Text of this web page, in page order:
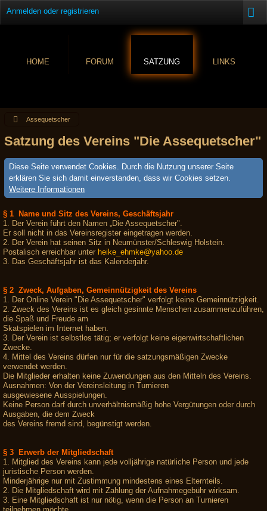
Anmelden oder registrieren
HOME FORUM SATZUNG LINKS
Assequetscher
Satzung des Vereins "Die Assequetscher"
Diese Seite verwendet Cookies. Durch die Nutzung unserer Seite
erklären Sie sich damit einverstanden, dass wir Cookies setzen.
Weitere Informationen
§ 1 Name und Sitz des Vereins, Geschäftsjahr
1. Der Verein führt den Namen „Die Assequetscher".
Er soll nicht in das Vereinsregister eingetragen werden.
2. Der Verein hat seinen Sitz in Neumünster/Schleswig Holstein.
Postalisch erreichbar unter heike_ehmke@yahoo.de
3. Das Geschäftsjahr ist das Kalenderjahr.
§ 2 Zweck, Aufgaben, Gemeinnützigkeit des Vereins
1. Der Online Verein "Die Assequetscher" verfolgt keine Gemeinnützigkeit.
2. Zweck des Vereins ist es gleich gesinnte Menschen zusammenzuführen,
die Spaß und Freude am
Skatspielen im Internet haben.
3. Der Verein ist selbstlos tätig; er verfolgt keine eigenwirtschaftlichen
Zwecke.
4. Mittel des Vereins dürfen nur für die satzungsmäßigen Zwecke
verwendet werden.
Die Mitglieder erhalten keine Zuwendungen aus den Mitteln des Vereins.
Ausnahmen: Von der Vereinsleitung in Turnieren
ausgewiesene Ausspielungen.
Keine Person darf durch unverhältnismäßig hohe Vergütungen oder durch
Ausgaben, die dem Zweck
des Vereins fremd sind, begünstigt werden.
§ 3 Erwerb der Mitgliedschaft
1. Mitglied des Vereins kann jede volljährige natürliche Person und jede
juristische Person werden.
Minderjährige nur mit Zustimmung mindestens eines Elternteils.
2. Die Mitgliedschaft wird mit Zahlung der Aufnahmegebühr wirksam.
3. Eine Mitgliedschaft ist nur nötig, wenn die Person an Turnieren